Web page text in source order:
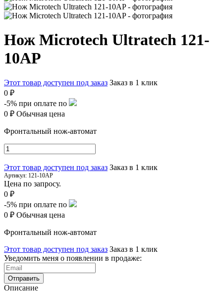
Нож Microtech Ultratech 121-
10AP
Этот товар доступен под заказ Заказ в 1 клик
0 ₽
-5% при оплате по
0 ₽ Обычная цена
Фронтальный нож-автомат
Этот товар доступен под заказ Заказ в 1 клик
Артикул: 121-10AP
Цена по запросу.
0 ₽
-5% при оплате по
0 ₽ Обычная цена
Фронтальный нож-автомат
Этот товар доступен под заказ Заказ в 1 клик
Уведомить меня о появлении в продаже:
Отправить
Описание